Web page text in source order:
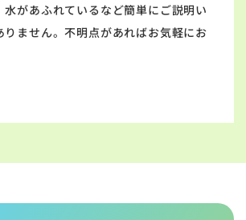
水があふれているなど簡単にご説明い
りません。不明点があればお気軽にお